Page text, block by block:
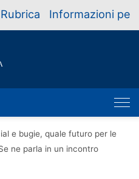
Rubrica Informazioni per
e bugie, quale futuro per le
ne parla in un incontro